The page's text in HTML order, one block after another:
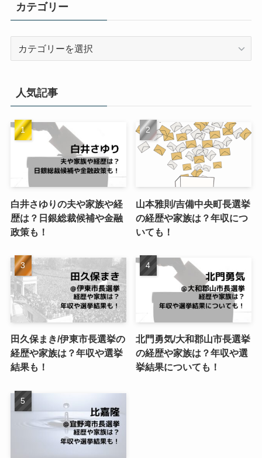
カテゴリー
ー
人気記事
白井さゆりの夫や家族や経
歴は？日銀総裁候補や金融
政策も！
山本雅則/吉備中央町長選挙
の経歴や家族は？年収につ
いても！
田久保まき/伊東市長選挙の
経歴や家族は？年収や選挙
結果も！
北門勇気/大和郡山市長選挙
の経歴や家族は？年収や選
挙結果についても！